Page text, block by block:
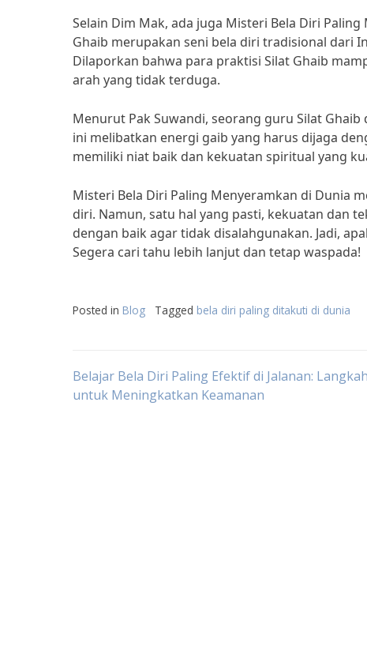
Selain Dim Mak, ada juga Misteri Bela Diri
Ghaib merupakan seni bela diri tradisional dari
Dilaporkan bahwa para praktisi Silat Ghaib
arah yang tidak terduga.
Menurut Pak Suwandi, seorang guru Silat Ghaib
ini melibatkan energi gaib yang harus dijaga
memiliki niat baik dan kekuatan spiritual yang
Misteri Bela Diri Paling Menyeramkan di Dunia
diri. Namun, satu hal yang pasti, kekuatan dan
dengan baik agar tidak disalahgunakan. Jadi,
Segera cari tahu lebih lanjut dan tetap waspada!
Posted in Blog Tagged bela diri paling ditakuti di dunia
Post
Belajar Bela Diri Paling Efektif di Jalanan:
untuk Meningkatkan Keamanan